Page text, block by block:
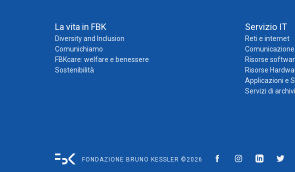
La vita in FBK
Diversity and Inclusion
Comunichiamo
FBKcare: welfare e benessere
Sostenibilità
Servizio IT
Reti e internet
Comunicazione
Risorse
Risorse
Applicazioni e
Servizi di
FONDAZIONE BRUNO KESSLER ©2026